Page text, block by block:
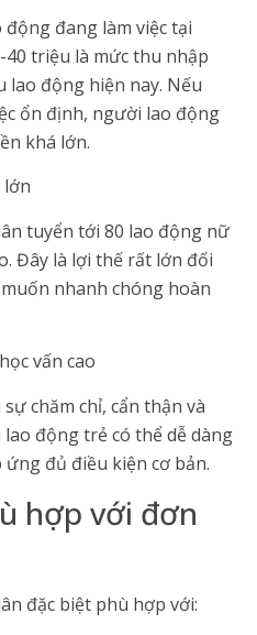
đang làm việc tại
triệu là mức thu nhập
lao động hiện nay. Nếu
ổn định, người lao động
khá lớn.
lớn
tuyển tới 80 lao động nữ
Đây là lợi thế rất lớn đối
nhanh chóng hoàn
vấn cao
chăm chỉ, cẩn thận và
động trẻ có thể dễ dàng
đủ điều kiện cơ bản.
hợp với đơn
đặc biệt phù hợp với: